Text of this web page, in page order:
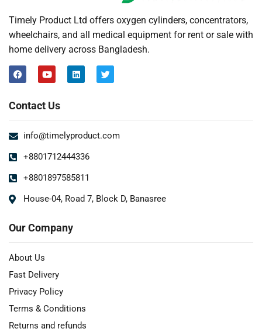
Timely Product Ltd offers oxygen cylinders, concentrators,
wheelchairs, and all medical equipment for rent or sale with
home delivery across Bangladesh.
Contact Us
info@timelyproduct.com
+8801712444336
+8801897585811
House-04, Road 7, Block D, Banasree
Our Company
About Us
Fast Delivery
Privacy Policy
Terms & Conditions
Returns and refunds